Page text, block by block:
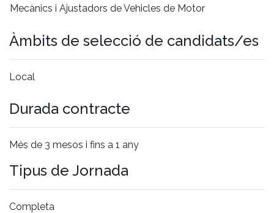
Mecànics i Ajustadors de Vehicles de Motor
Àmbits de selecció de candidats/es
Local
Durada contracte
Més de 3 mesos i fins a 1 any
Tipus de Jornada
Completa